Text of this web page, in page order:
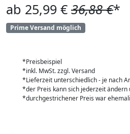
ab 25,99 € 36,88 €*
Prime Versand möglich
*Preisbeispiel
*inkl. MwSt. zzgl. Versand
*Lieferzeit unterschiedlich - je nach
*der Preis kann sich jederzeit ändern
*durchgestrichener Preis war